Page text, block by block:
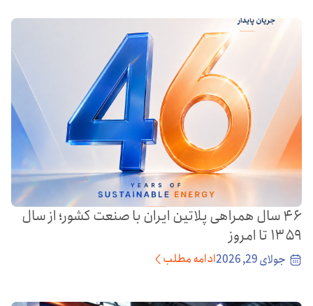
۴۶ سال همراهی پلاتین ایران با صنعت کشور؛ از سال
۱۳۵۹ تا امروز
جولای 29, 2026 ادامه مطلب